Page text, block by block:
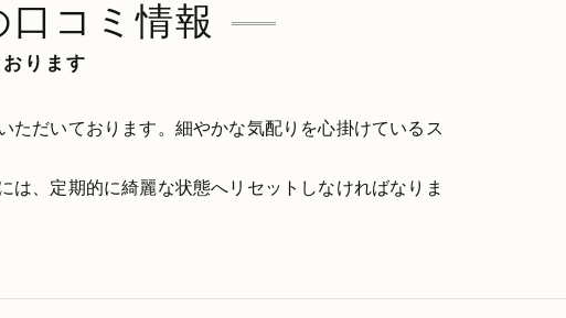
ります
コミ情報
ただいております。細やかな気配りを心掛けているス
、定期的に綺麗な状態へリセットしなければなりま